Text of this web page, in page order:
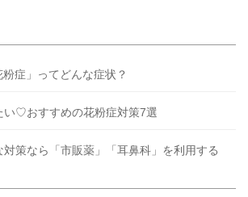
症」ってどんな症状？
い♡おすすめの花粉症対策7選
対策なら「市販薬」「耳鼻科」を利用する